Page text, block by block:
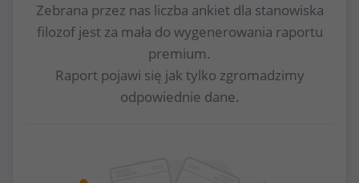
Zebrana przez nas liczba ankiet dla stanowiska
filozof jest za mała do wygenerowania raportu
premium.
Raport pojawi się jak tylko zgromadzimy
odpowiednie dane.